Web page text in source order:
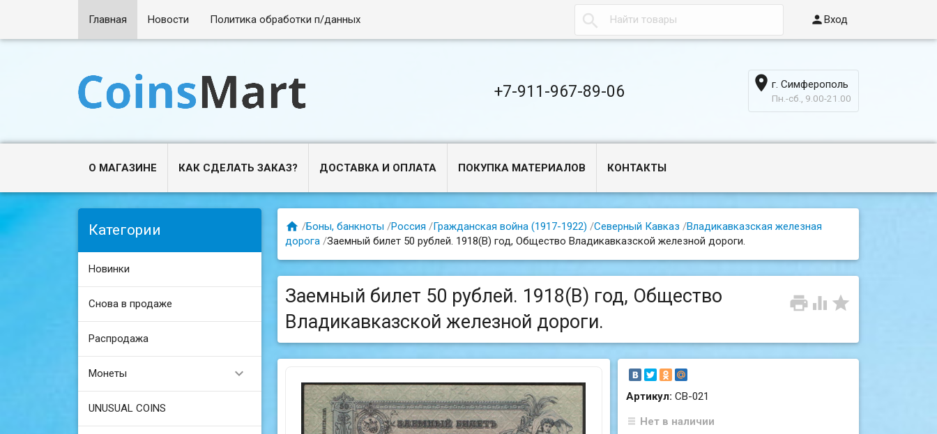
Главная Новости Политика обработки п/данных  Вход
+7-911-967-89-06  г. Симферополь
Пн.-сб., 9.00-21.00
О МАГАЗИНЕ КАК СДЕЛАТЬ ЗАКАЗ? ДОСТАВКА И ОПЛАТА ПОКУПКА МАТЕРИАЛОВ КОНТАКТЫ
Категории
Новинки
Снова в продаже
Распродажа
Монеты 
UNUSUAL COINS
 /Боны, банкноты /Россия /Гражданская война (1917-1922) /Северный Кавказ /Владикавказская железная
дорога /Заемный билет 50 рублей. 1918(В) год, Общество Владикавказской железной дороги.
  
Заемный билет 50 рублей. 1918(В) год, Общество
Владикавказской железной дороги.
Артикул:СВ-021
Нет в наличии